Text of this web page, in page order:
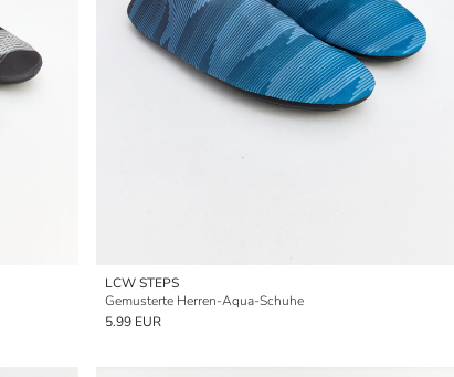
LCW STEPS
Gemusterte Herren-Aqua-Schuhe
5.99 EUR